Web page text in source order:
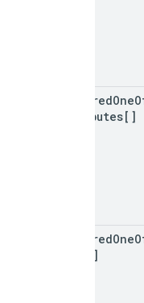
requiredOne
Attributes[]
requiredOne
Sets[]